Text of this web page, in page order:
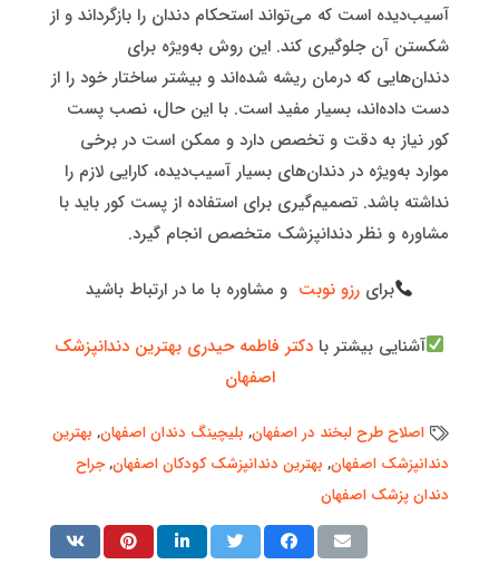
آسیب‌دیده است که می‌تواند استحکام دندان را بازگرداند و از
شکستن آن جلوگیری کند. این روش به‌ویژه برای
دندان‌هایی که درمان ریشه شده‌اند و بیشتر ساختار خود را از
دست داده‌اند، بسیار مفید است. با این حال، نصب پست
کور نیاز به دقت و تخصص دارد و ممکن است در برخی
موارد به‌ویژه در دندان‌های بسیار آسیب‌دیده، کارایی لازم را
نداشته باشد. تصمیم‌گیری برای استفاده از پست کور باید با
مشاوره و نظر دندانپزشک متخصص انجام گیرد.
برای رزو نوبت و مشاوره با ما در ارتباط باشید
آشنایی بیشتر بادکتر فاطمه حیدری بهترین دندانپزشک
اصفهان
اصلاح طرح لبخند در اصفهان, بلیچینگ دندان اصفهان, بهترین
دندانپزشک اصفهان, بهترین دندانپزشک کودکان اصفهان,جراح
دندان پزشک اصفهان